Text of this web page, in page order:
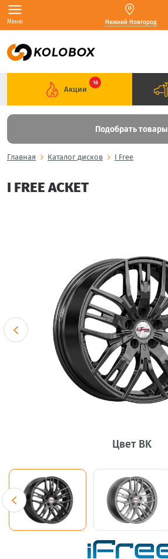
Меню Нижний Новгород
Акции
18
Подобрать товары
Главная Каталог дисков I Free
I FREE АСКЕТ
Цвет BK